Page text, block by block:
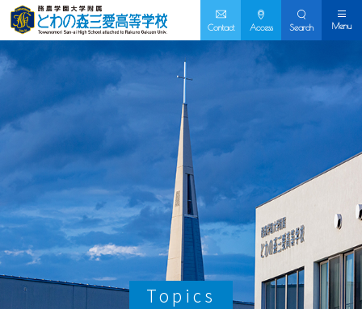
Contact Access Search Menu
Topics